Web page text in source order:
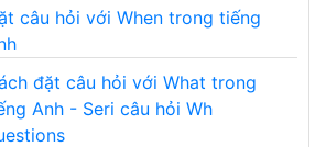
câu hỏi với When trong tiếng
đặt câu hỏi với What trong
Anh - Seri câu hỏi Wh